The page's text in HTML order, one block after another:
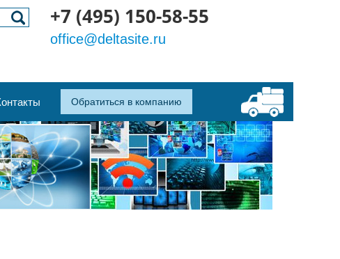
+7 (495) 150-58-55
office@deltasite.ru
Обратиться в компанию